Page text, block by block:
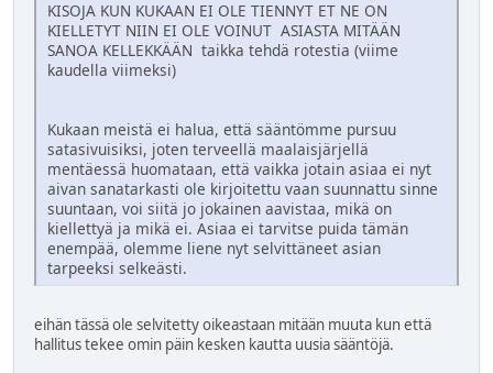
KISOJA KUN KUKAAN EI OLE TIENNYT ET NE ON
KIELLETYT NIIN EI OLE VOINUT ASIASTA MITÄÄN
SANOA KELLEKKÄÄN taikka tehdä rotestia (viime
kaudella viimeksi)
Kukaan meistä ei halua, että sääntömme pursuu
satasivuisiksi, joten terveellä maalaisjärjellä
mentäessä huomataan, että vaikka jotain asiaa ei nyt
aivan sanatarkasti ole kirjoitettu vaan suunnattu sinne
suuntaan, voi siitä jo jokainen aavistaa, mikä on
kiellettyä ja mikä ei. Asiaa ei tarvitse puida tämän
enempää, olemme liene nyt selvittäneet asian
tarpeeksi selkeästi.
eihän tässä ole selvitetty oikeastaan mitään muuta kun että
hallitus tekee omin päin kesken kautta uusia sääntöjä.